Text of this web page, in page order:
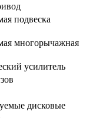
подвеска
многорычажная
усилитель
дисковые